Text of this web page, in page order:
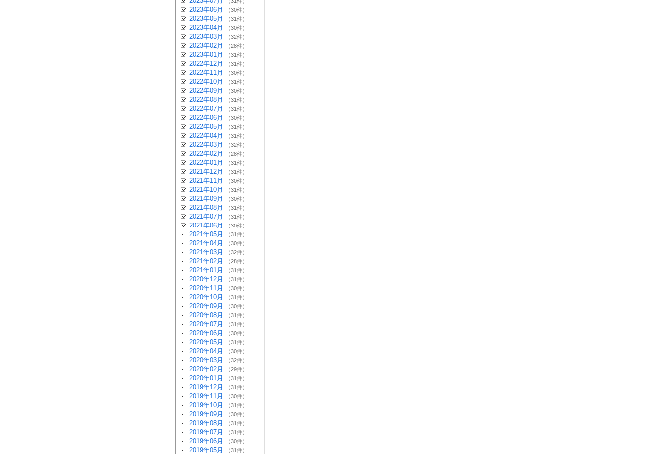
2023年06月 （30件）
2023年05月 （31件）
2023年04月 （30件）
2023年03月 （32件）
2023年02月 （28件）
2023年01月 （31件）
2022年12月 （31件）
2022年11月 （30件）
2022年10月 （31件）
2022年09月 （30件）
2022年08月 （31件）
2022年07月 （31件）
2022年06月 （30件）
2022年05月 （31件）
2022年04月 （31件）
2022年03月 （32件）
2022年02月 （28件）
2022年01月 （31件）
2021年12月 （31件）
2021年11月 （30件）
2021年10月 （31件）
2021年09月 （30件）
2021年08月 （31件）
2021年07月 （31件）
2021年06月 （30件）
2021年05月 （31件）
2021年04月 （30件）
2021年03月 （32件）
2021年02月 （28件）
2021年01月 （31件）
2020年12月 （31件）
2020年11月 （30件）
2020年10月 （31件）
2020年09月 （30件）
2020年08月 （31件）
2020年07月 （31件）
2020年06月 （30件）
2020年05月 （31件）
2020年04月 （30件）
2020年03月 （32件）
2020年02月 （29件）
2020年01月 （31件）
2019年12月 （31件）
2019年11月 （30件）
2019年10月 （31件）
2019年09月 （30件）
2019年08月 （31件）
2019年07月 （31件）
2019年06月 （30件）
2019年05月 （31件）